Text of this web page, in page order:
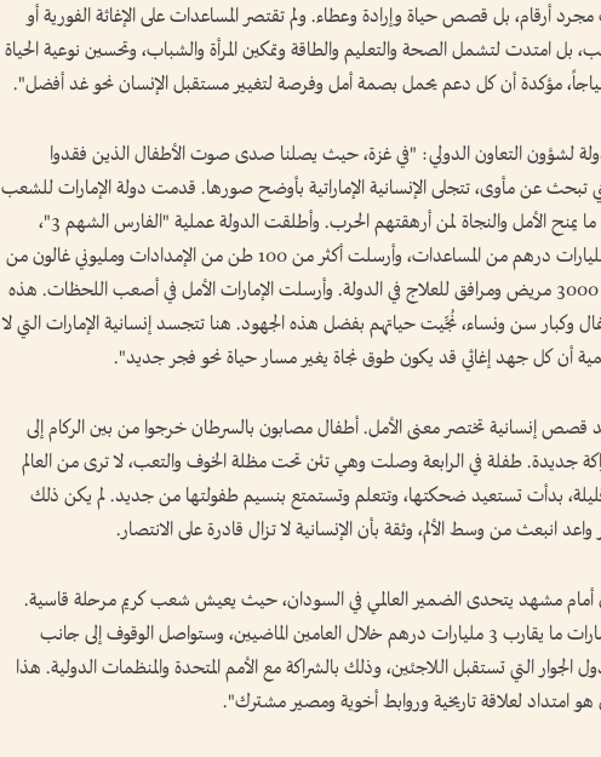
أرقام، بل قصص حياة وإرادة وعطاء. ولم تقتصر المساعدات على الإغاثة الفورية أو
بل امتدت لتشمل الصحة والتعليم والطاقة وتمكين المرأة والشباب، وتحسين نوعية الحياة
مؤكدة أن كل دعم يحمل بصمة أمل وفرصة لتغيير مستقبل الإنسان نحو غد أفضل".
لشؤون التعاون الدولي: "في غزة، حيث يصلنا صدى صوت الأطفال الذين فقدوا
تبحث عن مأوى، تتجلى الإنسانية الإماراتية بأوضح صورها. قدمت دولة الإمارات للشعب
الفلسطيني الشقيق كل ما يمنح الأمل والنجاة لمن أرهقتهم الحرب. وأطلقت الدولة عملية "الفارس الشهم 3"،
وقدمت أكثر من 9.4 مليارات درهم من المساعدات، وأرسلت أكثر من 100 طن من الإمدادات ومليوني غالون من
المياه، وأجلت ما يقارب 3000 مريض ومرافق للعلاج في الدولة. وأرسلت الإمارات الأمل في أصعب اللحظات. هذه
سن ونساء، نُجِّيت حياتهم بفضل هذه الجهود. هنا تتجسد إنسانية الإمارات التي لا
أن كل جهد إغاثي قد يكون طوق نجاة يغير مسار حياة نحو فجر جديد".
قصص إنسانية تختصر معنى الأمل. أطفال مصابون بالسرطان خرجوا من بين الركام إلى
جديدة. طفلة في الرابعة وصلت وهي تئن تحت مظلة الخوف والتعب، لا ترى من العالم
قليلة، بدأت تستعيد ضحكتها، وتتعلم وتستمتع بنسيم طفولتها من جديد. لم يكن ذلك
انبعث من وسط الألم، وثقة بأن الإنسانية لا تزال قادرة على الانتصار.
أمام مشهد يتحدى الضمير العالمي في السودان، حيث يعيش شعب كريم مرحلة قاسية.
وقد خصصت دولة الإمارات ما يقارب 3 مليارات درهم خلال العامين الماضيين، وستواصل الوقوف إلى جانب
التي تستقبل اللاجئين، وذلك بالشراكة مع الأمم المتحدة والمنظمات الدولية. هذا
امتداد لعلاقة تاريخية وروابط أخوية ومصير مشترك".